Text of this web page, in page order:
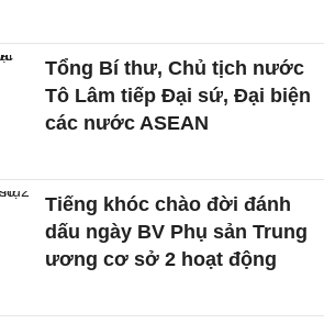
Tổng Bí thư, Chủ tịch nước
Tô Lâm tiếp Đại sứ, Đại biện
các nước ASEAN
Tiếng khóc chào đời đánh
dấu ngày BV Phụ sản Trung
ương cơ sở 2 hoạt động